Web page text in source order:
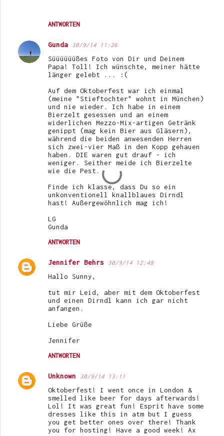
ANTWORTEN
Gunda 30/9/14 11:26
Süüüüüüßes Foto von Dir und Deinem
Papa! Toll! Ich wünschte, meiner hätte
länger gelebt ... :(
Auf dem Oktoberfest war ich einmal
(meine "Stieftochter" wohnt in München)
und nie wieder. Ich habe in einem
Bierzelt gesessen und an einem
widerlichen Mezzo-Mix-artigen Getränk
genippt (mag kein Bier aus Gläsern),
während die beiden anwesenden Herren
sich zwei-vier Maß in den Kopp gehauen
haben. DIE waren gut drauf - ich
weniger. Seither meide ich Bierzelte
wie die Pest.
Finde ich klasse, dass Du so ein
unkonventionell knallblaues Dirndl
hast! Außergewöhnlich mag ich!
LG
Gunda
ANTWORTEN
Jennifer Behrs 30/9/14 12:48
Hallo Sunny,
tut mir Leid, aber mit dem Oktoberfest
und einen Dirndl kann ich gar nicht
anfangen.
Liebe Grüße
Jennifer
ANTWORTEN
Unknown 30/9/14 13:11
Oktoberfest! I went once in London &
smelled like beer for days afterwards!
Lol! It was great fun! Esprit have some
dresses like this in atm but I guess
you get better ones over there! Thank
you for hosting! Have a good week! Ax